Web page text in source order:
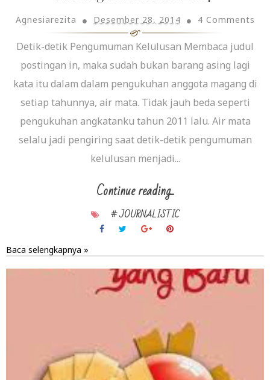
Agnesiarezita Desember 28, 2014 4 Comments
Detik-detik Pengumuman Kelulusan Membaca judul
postingan in, maka sudah bukan barang asing lagi
kata itu dalam dalam pengukuhan anggota magang di
setiap tahunnya, air mata. Tidak jauh beda seperti
pengukuhan angkatanku tahun 2011 lalu. Air mata
selalu jadi pengiring saat detik-detik pengumuman
kelulusan menjadi...
Continue reading...
# JOURNALISTIC
Baca selengkapnya »